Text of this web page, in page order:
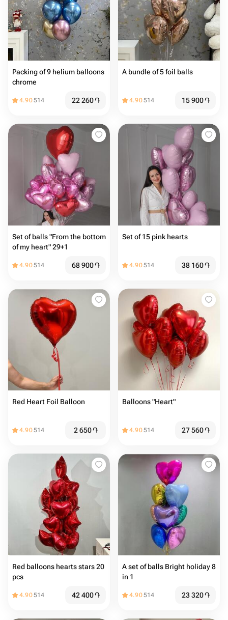
Packing of 9 helium balloons
chrome
4.90514 22 260֏
A bundle of 5 foil balls
4.90514 15 900֏
Set of balls "From the bottom
of my heart" 29+1
4.90514 68 900֏
Set of 15 pink hearts
4.90514 38 160֏
Red Heart Foil Balloon
4.90514 2 650֏
Balloons "Heart"
4.90514 27 560֏
Red balloons hearts stars 20
pcs
4.90514 42 400֏
A set of balls Bright holiday 8
in 1
4.90514 23 320֏